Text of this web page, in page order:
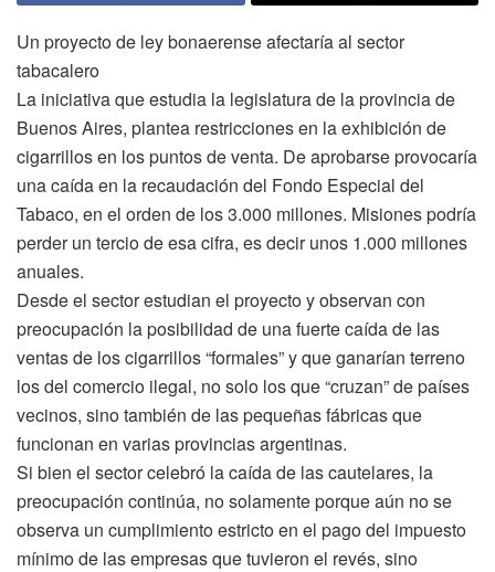
Un proyecto de ley bonaerense afectaría al sector
tabacalero
La iniciativa que estudia la legislatura de la provincia de
Buenos Aires, plantea restricciones en la exhibición de
cigarrillos en los puntos de venta. De aprobarse provocaría
una caída en la recaudación del Fondo Especial del
Tabaco, en el orden de los 3.000 millones. Misiones podría
perder un tercio de esa cifra, es decir unos 1.000 millones
anuales.
Desde el sector estudian el proyecto y observan con
preocupación la posibilidad de una fuerte caída de las
ventas de los cigarrillos “formales” y que ganarían terreno
los del comercio ilegal, no solo los que “cruzan” de países
vecinos, sino también de las pequeñas fábricas que
funcionan en varias provincias argentinas.
Si bien el sector celebró la caída de las cautelares, la
preocupación continúa, no solamente porque aún no se
observa un cumplimiento estricto en el pago del impuesto
mínimo de las empresas que tuvieron el revés, sino